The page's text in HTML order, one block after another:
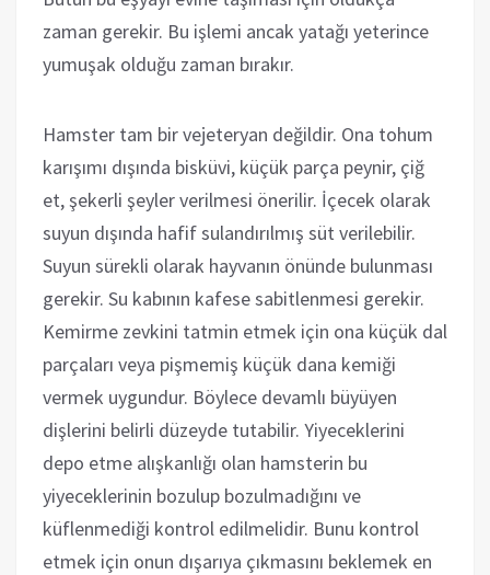
zaman gerekir. Bu işlemi ancak yatağı yeterince
yumuşak olduğu zaman bırakır.
Hamster tam bir vejeteryan değildir. Ona tohum
karışımı dışında bisküvi, küçük parça peynir, çiğ
et, şekerli şeyler verilmesi önerilir. İçecek olarak
suyun dışında hafif sulandırılmış süt verilebilir.
Suyun sürekli olarak hayvanın önünde bulunması
gerekir. Su kabının kafese sabitlenmesi gerekir.
Kemirme zevkini tatmin etmek için ona küçük dal
parçaları veya pişmemiş küçük dana kemiği
vermek uygundur. Böylece devamlı büyüyen
dişlerini belirli düzeyde tutabilir. Yiyeceklerini
depo etme alışkanlığı olan hamsterin bu
yiyeceklerinin bozulup bozulmadığını ve
küflenmediği kontrol edilmelidir. Bunu kontrol
etmek için onun dışarıya çıkmasını beklemek en